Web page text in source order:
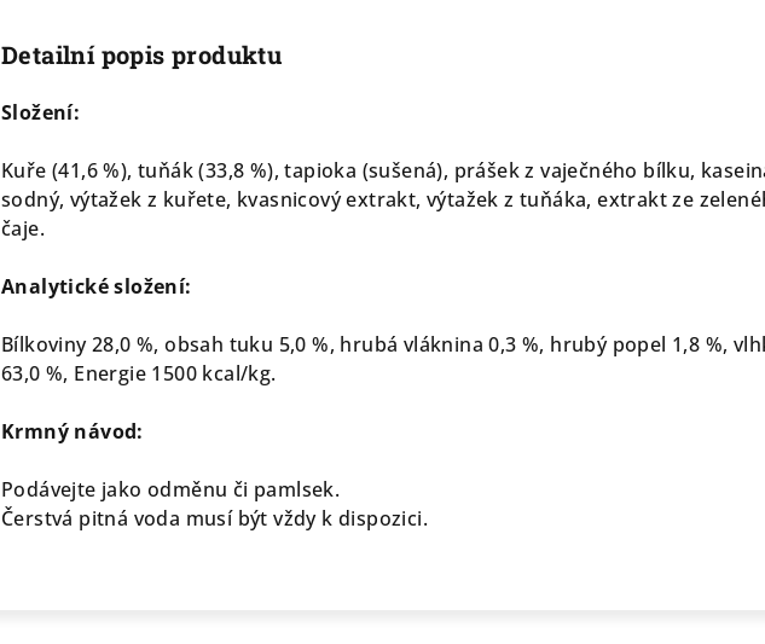
Detailní popis produktu
Složení:
Kuře (41,6 %), tuňák (33,8 %), tapioka (sušená), prášek z vaječného bílku,
sodný, výtažek z kuřete, kvasnicový extrakt, výtažek z tuňáka, extrakt ze
čaje.
Analytické složení:
Bílkoviny 28,0 %, obsah tuku 5,0 %, hrubá vláknina 0,3 %, hrubý popel 1,8 %,
63,0 %, Energie 1500 kcal/kg.
Krmný návod:
Podávejte jako odměnu či pamlsek.
Čerstvá pitná voda musí být vždy k dispozici.